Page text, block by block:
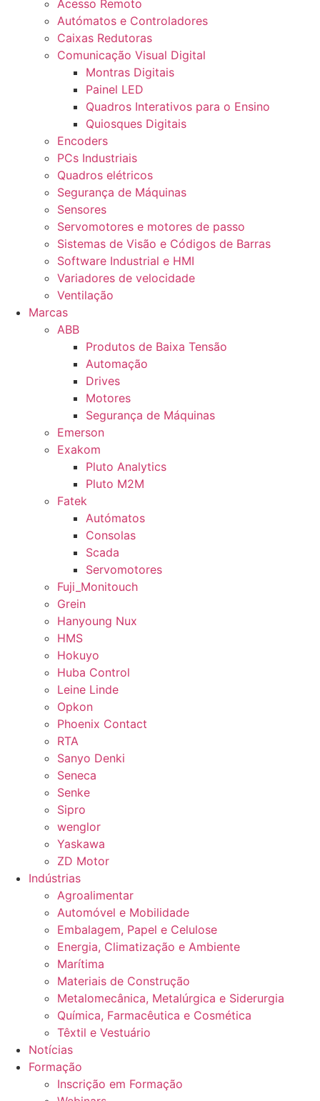
Acesso Remoto
Autómatos e Controladores
Caixas Redutoras
Comunicação Visual Digital
Montras Digitais
Painel LED
Quadros Interativos para o Ensino
Quiosques Digitais
Encoders
PCs Industriais
Quadros elétricos
Segurança de Máquinas
Sensores
Servomotores e motores de passo
Sistemas de Visão e Códigos de Barras
Software Industrial e HMI
Variadores de velocidade
Ventilação
Marcas
ABB
Produtos de Baixa Tensão
Automação
Drives
Motores
Segurança de Máquinas
Emerson
Exakom
Pluto Analytics
Pluto M2M
Fatek
Autómatos
Consolas
Scada
Servomotores
Fuji_Monitouch
Grein
Hanyoung Nux
HMS
Hokuyo
Huba Control
Leine Linde
Opkon
Phoenix Contact
RTA
Sanyo Denki
Seneca
Senke
Sipro
wenglor
Yaskawa
ZD Motor
Indústrias
Agroalimentar
Automóvel e Mobilidade
Embalagem, Papel e Celulose
Energia, Climatização e Ambiente
Marítima
Materiais de Construção
Metalomecânica, Metalúrgica e Siderurgia
Química, Farmacêutica e Cosmética
Têxtil e Vestuário
Notícias
Formação
Inscrição em Formação